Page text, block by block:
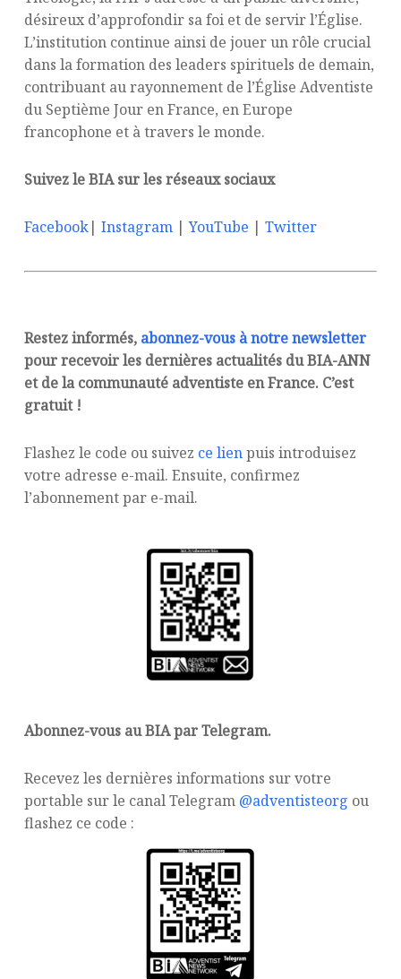
désireux d’approfondir sa foi et de servir l’Église.
L’institution continue ainsi de jouer un rôle crucial
dans la formation des leaders spirituels de demain,
contribuant au rayonnement de l’Église Adventiste
du Septième Jour en France, en Europe
francophone et à travers le monde.
Suivez le BIA sur les réseaux sociaux
Facebook| Instagram|YouTube | Twitter
Restez informés, abonnez-vous à notre newsletter
pour recevoir les dernières actualités du BIA-ANN
et de la communauté adventiste en France. C’est
gratuit !
Flashez le code ou suivez ce lienpuis introduisez
votre adresse e-mail. Ensuite, confirmez
l’abonnement par e-mail.
Abonnez-vous au BIA par Telegram.
Recevez les dernières informations sur votre
portable sur le canal Telegram @adventisteorg ou
flashez ce code :